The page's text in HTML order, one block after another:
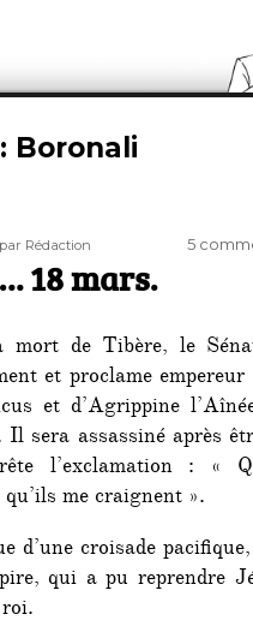
Boronali
Auteur
par Rédaction 5
18 mars.
mort de Tibère, le
et proclame empereur
et d’Agrippine
sera assassiné après
l’exclamation : «
me craignent ».
d’une croisade pacifique,
qui a pu reprendre